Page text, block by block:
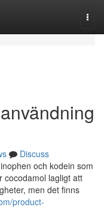
Discuss
och kodein som
cocodamol lagligt att
men det finns
product-